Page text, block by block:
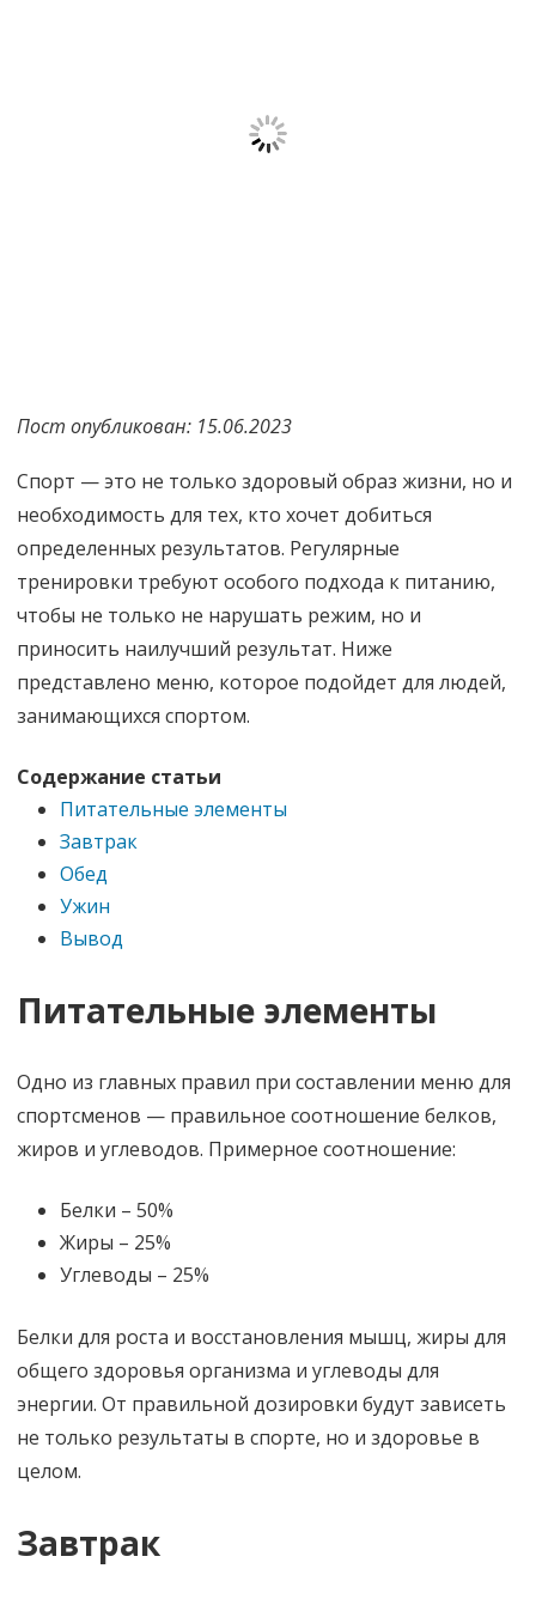
Пост опубликован: 15.06.2023
Спорт — это не только здоровый образ жизни, но и
необходимость для тех, кто хочет добиться
определенных результатов. Регулярные
тренировки требуют особого подхода к питанию,
чтобы не только не нарушать режим, но и
приносить наилучший результат. Ниже
представлено меню, которое подойдет для людей,
занимающихся спортом.
Содержание статьи
Питательные элементы
Завтрак
Обед
Ужин
Вывод
Питательные элементы
Одно из главных правил при составлении меню для
спортсменов — правильное соотношение белков,
жиров и углеводов. Примерное соотношение:
Белки – 50%
Жиры – 25%
Углеводы – 25%
Белки для роста и восстановления мышц, жиры для
общего здоровья организма и углеводы для
энергии. От правильной дозировки будут зависеть
не только результаты в спорте, но и здоровье в
целом.
Завтрак